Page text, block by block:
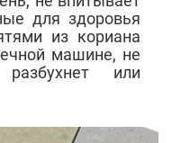
для здоровья
из кориана
машине, не
или